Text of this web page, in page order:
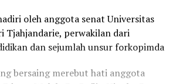
oleh anggota senat Universitas
Tjahjandarie, perwakilan dari
dan sejumlah unsur forkopimda
bersaing merebut hati anggota